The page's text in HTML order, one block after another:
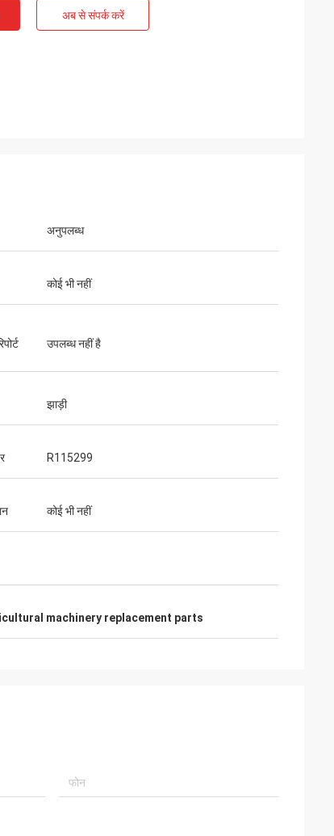
अब से संपर्क करें
अनुपलब्ध
कोई भी नहीं
उपलब्ध नहीं है
झाड़ी
R115299
कोई भी नहीं
machinery replacement parts